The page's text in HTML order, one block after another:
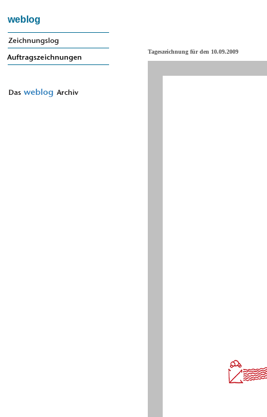
weblog
Tageszeichnung für den 10.09.2009